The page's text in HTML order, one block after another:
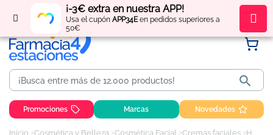
¡-3€ extra en nuestra APP!
Usa el cupón APP34Een pedidos superiores a
50€
Regístratey obténpuntos por tus compras

Promociones Marcas Novedades
Inicio Cosmética y Belleza Cosmética Facial Cremas faciales Himalaya Crema Día Energizante, 50ml.